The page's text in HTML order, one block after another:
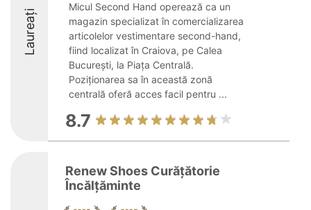
Laureați
Micul Second Hand operează ca un
magazin specializat în comercializarea
articolelor vestimentare second-hand,
fiind localizat în Craiova, pe Calea
București, la Piața Centrală.
Poziționarea sa în această zonă
centrală oferă acces facil pentru ...
8.7
Renew Shoes Curățătorie
Încălțăminte